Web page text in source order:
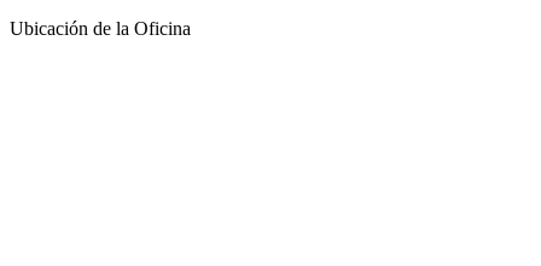
Ubicación de la Oficina